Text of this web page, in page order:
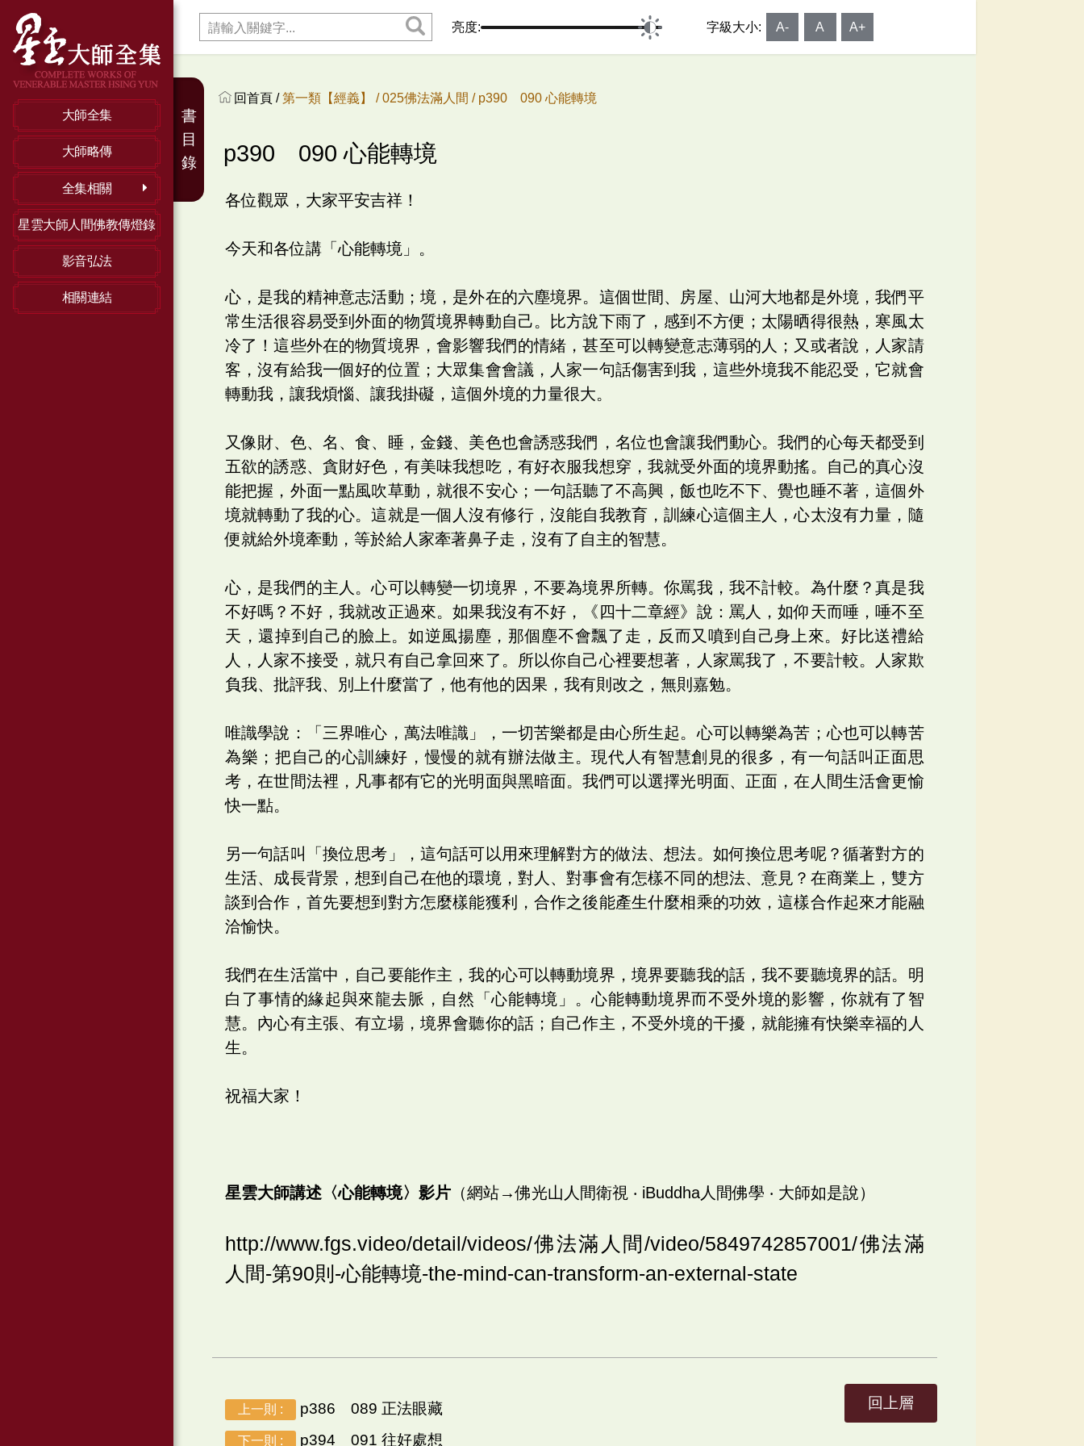
大師全集
大師略傳
全集相關
星雲大師人間佛教傳燈錄
影音弘法
相關連結
亮度: 字級大小: A- A A+
回首頁 /第一類【經義】 /025佛法滿人間 / p390 090 心能轉境
p390 090 心能轉境
各位觀眾，大家平安吉祥！
今天和各位講「心能轉境」。
心，是我的精神意志活動；境，是外在的六塵境界。這個世間、房屋、山河大地都是外境，我們平
常生活很容易受到外面的物質境界轉動自己。比方說下雨了，感到不方便；太陽晒得很熱，寒風太
冷了！這些外在的物質境界，會影響我們的情緒，甚至可以轉變意志薄弱的人；又或者說，人家請
客，沒有給我一個好的位置；大眾集會會議，人家一句話傷害到我，這些外境我不能忍受，它就會
轉動我，讓我煩惱、讓我掛礙，這個外境的力量很大。
又像財、色、名、食、睡，金錢、美色也會誘惑我們，名位也會讓我們動心。我們的心每天都受到
五欲的誘惑、貪財好色，有美味我想吃，有好衣服我想穿，我就受外面的境界動搖。自己的真心沒
能把握，外面一點風吹草動，就很不安心；一句話聽了不高興，飯也吃不下、覺也睡不著，這個外
境就轉動了我的心。這就是一個人沒有修行，沒能自我教育，訓練心這個主人，心太沒有力量，隨
便就給外境牽動，等於給人家牽著鼻子走，沒有了自主的智慧。
心，是我們的主人。心可以轉變一切境界，不要為境界所轉。你罵我，我不計較。為什麼？真是我
不好嗎？不好，我就改正過來。如果我沒有不好，《四十二章經》說：罵人，如仰天而唾，唾不至
天，還掉到自己的臉上。如逆風揚塵，那個塵不會飄了走，反而又噴到自己身上來。好比送禮給
人，人家不接受，就只有自己拿回來了。所以你自己心裡要想著，人家罵我了，不要計較。人家欺
負我、批評我、別上什麼當了，他有他的因果，我有則改之，無則嘉勉。
唯識學說：「三界唯心，萬法唯識」，一切苦樂都是由心所生起。心可以轉樂為苦；心也可以轉苦
為樂；把自己的心訓練好，慢慢的就有辦法做主。現代人有智慧創見的很多，有一句話叫正面思
考，在世間法裡，凡事都有它的光明面與黑暗面。我們可以選擇光明面、正面，在人間生活會更愉
快一點。
另一句話叫「換位思考」，這句話可以用來理解對方的做法、想法。如何換位思考呢？循著對方的
生活、成長背景，想到自己在他的環境，對人、對事會有怎樣不同的想法、意見？在商業上，雙方
談到合作，首先要想到對方怎麼樣能獲利，合作之後能產生什麼相乘的功效，這樣合作起來才能融
洽愉快。
我們在生活當中，自己要能作主，我的心可以轉動境界，境界要聽我的話，我不要聽境界的話。明
白了事情的緣起與來龍去脈，自然「心能轉境」。心能轉動境界而不受外境的影響，你就有了智
慧。內心有主張、有立場，境界會聽你的話；自己作主，不受外境的干擾，就能擁有快樂幸福的人
生。
祝福大家！
星雲大師講述〈心能轉境〉影片 （網站→佛光山人間衛視 ‧ iBuddha人間佛學 ‧ 大師如是說）
http://www.fgs.video/detail/videos/佛法滿人間/video/5849742857001/佛法滿
人間-第90則-心能轉境-the-mind-can-transform-an-external-state
上一則 : p386 089 正法眼藏
下一則 : p394 091 往好處想
回上層
書
目
錄